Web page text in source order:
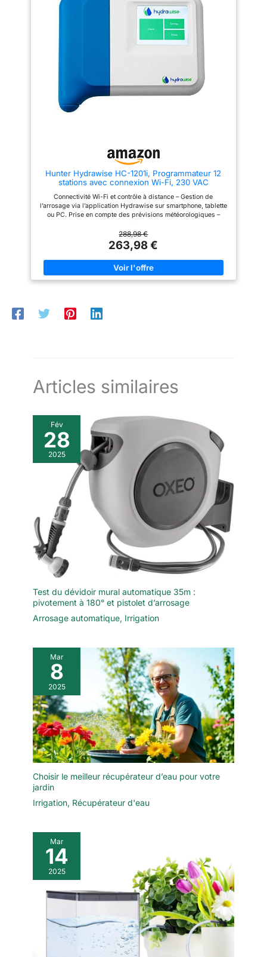
Peut être installé en intérieur ou
Hunter Hydrawise HC-1201i, Programmateur 12
stations avec connexion Wi-Fi, 230 VAC
Connectivité Wi-Fi et contrôle à distance – Gestion de
l’arrosage via l’application Hydrawise sur smartphone, tablette
ou PC. Prise en compte des prévisions météorologiques –
économiser l’eau. Gestion jusqu’à 12 zones d’arrosage –
Convient aux grands jardins et espaces verts avec un contrôle
précis de chaque zone. Interface intuitive avec écran tactile –
Programmation facile grâce à un écran couleur convivial.
Compatibilité avec capteurs intelligents – Fonctionne avec des
capteurs d’humidité et de débit pour une irrigation optimisée et
288,98 €
263,98 €
Articles similaires
Fév
28
2025
Test du dévidoir mural automatique 35m :
pivotement à 180° et pistolet d’arrosage
Arrosage automatique, Irrigation
Mar
8
2025
Choisir le meilleur récupérateur d’eau pour votre
jardin
Irrigation, Récupérateur d'eau
Mar
14
2025